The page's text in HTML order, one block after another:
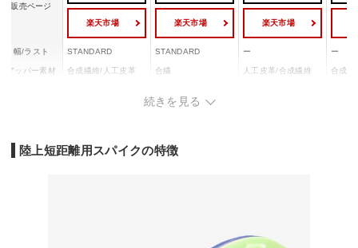
販売ページ
楽天市場 楽天市場 楽天市場
幅/ラスト STANDARD STANDARD ー ー
アッパー素材 合成繊維/人工皮革 合繊 人工皮革/合成繊維 合成繊
続きを見る
陸上短距離用スパイクの特徴